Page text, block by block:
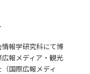
報学研究科にて博
報メディア・観光
国際広報メディ